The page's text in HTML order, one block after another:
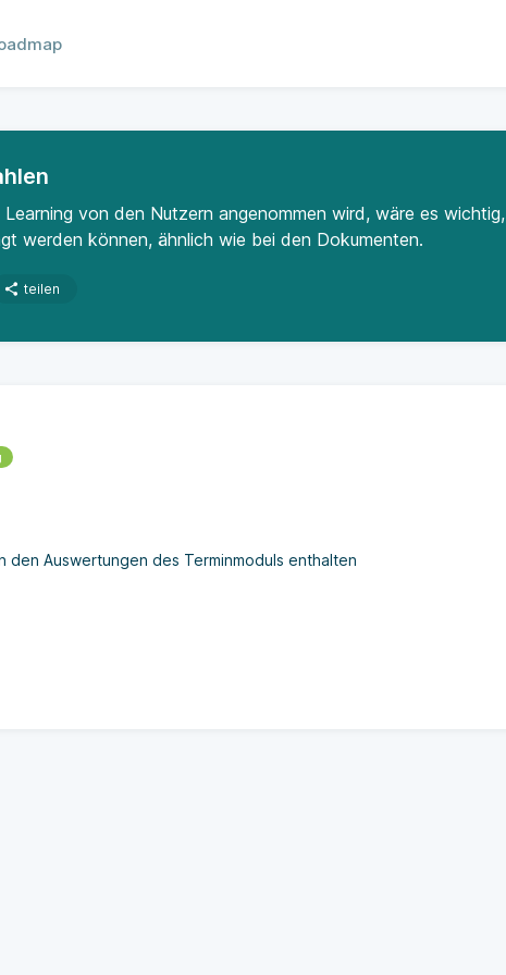
von den Nutzern angenommen wird, wäre es wichtig,
werden können, ähnlich wie bei den Dokumenten.
teilen
den Auswertungen des Terminmoduls enthalten